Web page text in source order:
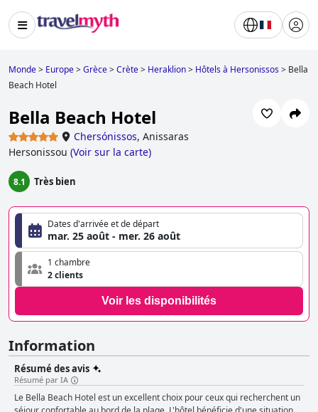
Monde> Europe>Grèce>Crète> Heraklion> Hôtels à Hersonissos> Bella
Beach Hotel
Bella Beach Hotel
Chersónissos, Anissaras
Hersonissou (Voir sur la carte)
8.1 Très bien
Dates d'arrivée et de départ
mar. 25 août - mer. 26 août
1 chambre
2 clients
Voir les disponibilités
Information
Résumé des avis
Résumé par IA
Le Bella Beach Hotel est un excellent choix pour ceux qui recherchent un